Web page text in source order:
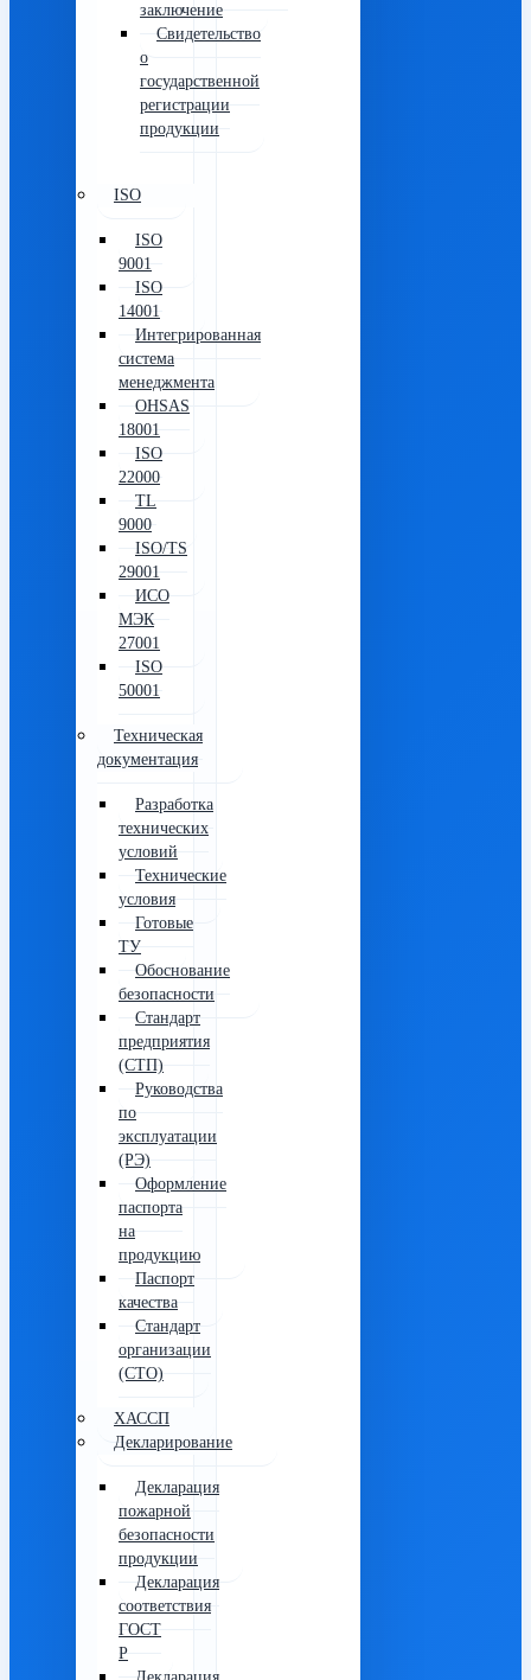
заключение
Свидетельство
о
государственной
регистрации
продукции
ISO
ISO
9001
ISO
14001
Интегрированная
система
менеджмента
OHSAS
18001
ISO
22000
TL
9000
ISO/TS
29001
ИСО
МЭК
27001
ISO
50001
Техническая
документация
Разработка
технических
условий
Технические
условия
Готовые
ТУ
Обоснование
безопасности
Стандарт
предприятия
(СТП)
Руководства
по
эксплуатации
(РЭ)
Оформление
паспорта
на
продукцию
Паспорт
качества
Стандарт
организации
(СТО)
ХАССП
Декларирование
Декларация
пожарной
безопасности
продукции
Декларация
соответствия
ГОСТ
Р